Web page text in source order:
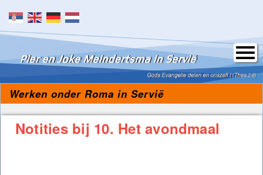
Skip to content
Notities bij 10. Het avondmaal
Werken onder Roma in Servië